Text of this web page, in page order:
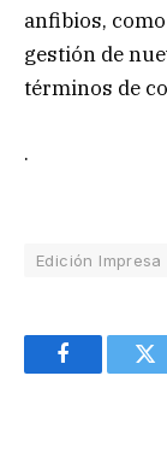
anfibios,
gestión de
términos de
.
Edición Impresa
Facebook